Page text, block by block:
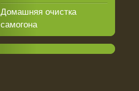
Домашняя очистка
самогона